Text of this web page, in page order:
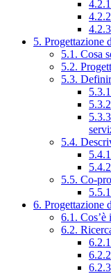
5. Progettazione
5.1. Cosa
5.2.
5.3.
5.4.
5.5. Co-
6. Progettazione
6.1. Cos’è
6.2.